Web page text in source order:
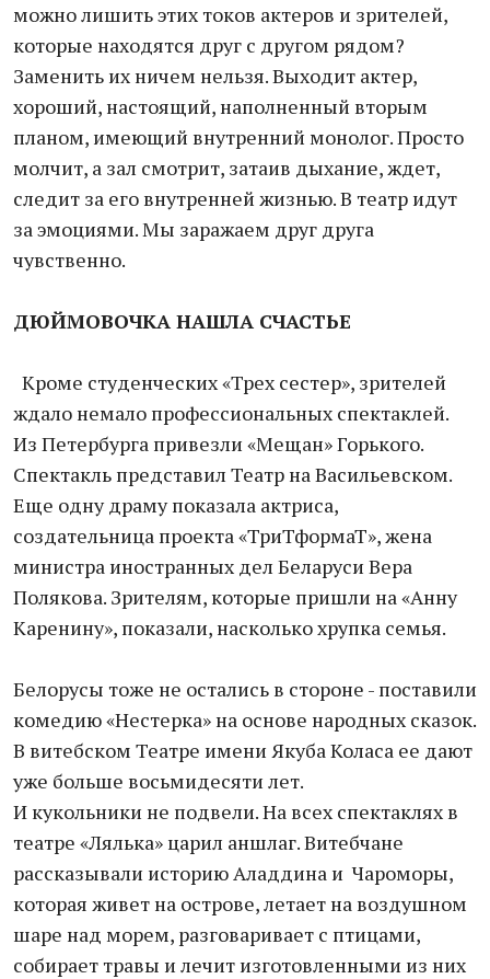
можно лишить этих токов актеров и зрителей,
которые находятся друг с другом рядом?
Заменить их ничем нельзя. Выходит актер,
хороший, настоящий, наполненный вторым
планом, имеющий внутренний монолог. Просто
молчит, а зал смотрит, затаив дыхание, ждет,
следит за его внутренней жизнью. В театр идут
за эмоциями. Мы заражаем друг друга
чувственно.
ДЮЙМОВОЧКА НАШЛА СЧАСТЬЕ
Кроме студенческих «Трех сестер», зрителей
ждало немало профессиональных спектаклей.
Из Петербурга привезли «Мещан» Горького.
Спектакль представил Театр на Васильевском.
Еще одну драму показала актриса,
создательница проекта «ТриТформаТ», жена
министра иностранных дел Беларуси Вера
Полякова. Зрителям, которые пришли на «Анну
Каренину», показали, насколько хрупка семья.
Белорусы тоже не остались в стороне - поставили
комедию «Нестерка» на основе народных сказок.
В витебском Театре имени Якуба Коласа ее дают
уже больше восьмидесяти лет.
И кукольники не подвели. На всех спектаклях в
театре «Лялька» царил аншлаг. Витебчане
рассказывали историю Аладдина и Чароморы,
которая живет на острове, летает на воздушном
шаре над морем, разговаривает с птицами,
собирает травы и лечит изготовленными из них